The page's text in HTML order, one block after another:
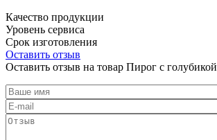
Качество продукции
Уровень сервиса
Срок изготовления
Оставить отзыв
Оставить отзыв на товар Пирог с голубикой